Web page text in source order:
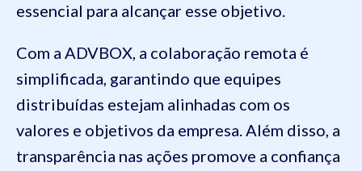
essencial para alcançar esse objetivo.
Com a ADVBOX, a colaboração remota é
simplificada, garantindo que equipes
distribuídas estejam alinhadas com os
valores e objetivos da empresa. Além disso, a
transparência nas ações promove a confiança